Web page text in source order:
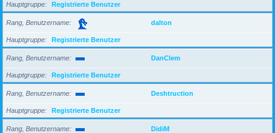
Hauptgruppe Registrierte Benutzer
Rang, Benutzername dalton
Hauptgruppe Registrierte Benutzer
Rang, Benutzername DanClem
Hauptgruppe Registrierte Benutzer
Rang, Benutzername Deshtruction
Hauptgruppe Registrierte Benutzer
Rang, Benutzername DidiM